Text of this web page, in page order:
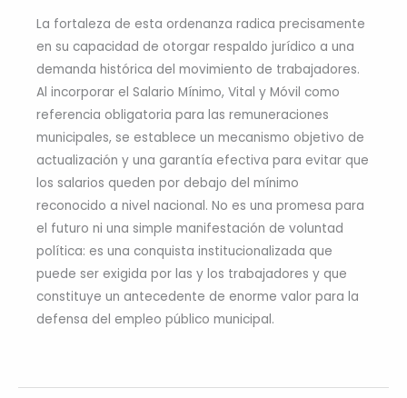
La fortaleza de esta ordenanza radica precisamente
en su capacidad de otorgar respaldo jurídico a una
demanda histórica del movimiento de trabajadores.
Al incorporar el Salario Mínimo, Vital y Móvil como
referencia obligatoria para las remuneraciones
municipales, se establece un mecanismo objetivo de
actualización y una garantía efectiva para evitar que
los salarios queden por debajo del mínimo
reconocido a nivel nacional. No es una promesa para
el futuro ni una simple manifestación de voluntad
política: es una conquista institucionalizada que
puede ser exigida por las y los trabajadores y que
constituye un antecedente de enorme valor para la
defensa del empleo público municipal.